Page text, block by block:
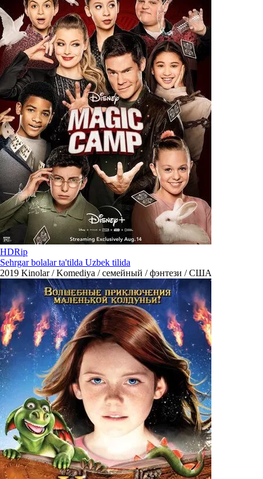
HDRip
Sehrgar bolalar ta'tilda Uzbek tilida
2019 Kinolar / Komediya / семейный / фэнтези / США